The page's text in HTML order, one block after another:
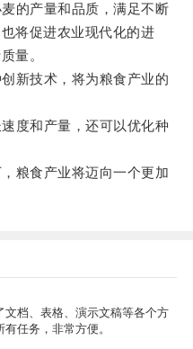
的产量和品质，满足不断
将促进农业现代化的进
量。
技术，将为粮食产业的
和产量，还可以优化种
食产业将迈向一个更加
档、表格、演示文稿等各个方
任务，非常方便。